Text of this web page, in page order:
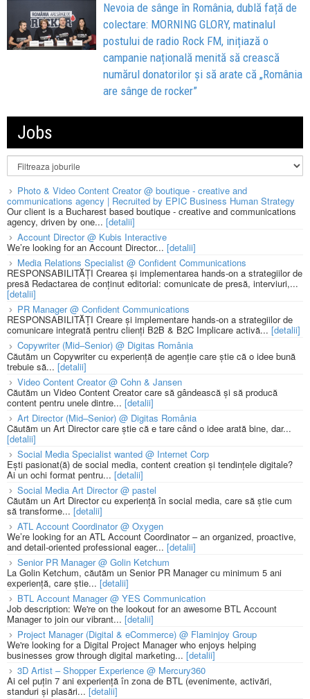
Nevoia de sânge în România, dublă față de
colectare: MORNING GLORY, matinalul
postului de radio Rock FM, inițiază o
campanie națională menită să crească
numărul donatorilor și să arate că „România
are sânge de rocker”
Jobs
Photo & Video Content Creator @ boutique - creative and
communications agency | Recruited by EPIC Business Human Strategy
Our client is a Bucharest based boutique - creative and communications
agency, driven by one... [detalii]
Account Director @ Kubis Interactive
We’re looking for an Account Director... [detalii]
Media Relations Specialist @ Confident Communications
RESPONSABILITĂȚI Crearea și implementarea hands-on a strategiilor de
presă Redactarea de conținut editorial: comunicate de presă, interviuri,...
[detalii]
PR Manager @ Confident Communications
RESPONSABILITĂȚI Creare și implementare hands-on a strategiilor de
comunicare integrată pentru clienți B2B & B2C Implicare activă... [detalii]
Copywriter (Mid–Senior) @ Digitas România
Căutăm un Copywriter cu experiență de agenție care știe că o idee bună
trebuie să... [detalii]
Video Content Creator @ Cohn & Jansen
Căutăm un Video Content Creator care să gândească și să producă
content pentru unele dintre... [detalii]
Art Director (Mid–Senior) @ Digitas România
Căutăm un Art Director care știe că e tare când o idee arată bine, dar...
[detalii]
Social Media Specialist wanted @ Internet Corp
Ești pasionat(ă) de social media, content creation și tendințele digitale?
Ai un ochi format pentru... [detalii]
Social Media Art Director @ pastel
Căutăm un Art Director cu experiență în social media, care să știe cum
să transforme... [detalii]
ATL Account Coordinator @ Oxygen
We’re looking for an ATL Account Coordinator – an organized, proactive,
and detail-oriented professional eager... [detalii]
Senior PR Manager @ Golin Ketchum
La Golin Ketchum, căutăm un Senior PR Manager cu minimum 5 ani
experiență, care știe... [detalii]
BTL Account Manager @ YES Communication
Job description: We're on the lookout for an awesome BTL Account
Manager to join our vibrant... [detalii]
Project Manager (Digital & eCommerce) @ Flaminjoy Group
We're looking for a Digital Project Manager who enjoys helping
businesses grow through digital marketing... [detalii]
3D Artist – Shopper Experience @ Mercury360
Ai cel puțin 7 ani experiență în zona de BTL (evenimente, activări,
standuri și plasări... [detalii]